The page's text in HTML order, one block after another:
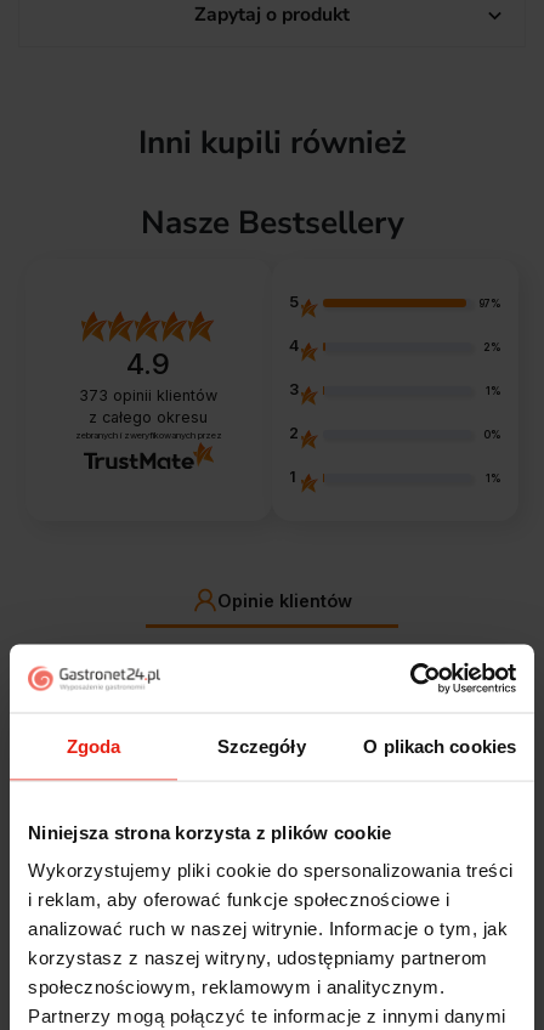
Zgoda Szczegóły O plikach cookies
Niniejsza strona korzysta z plików cookie
Wykorzystujemy pliki cookie do spersonalizowania treści
i reklam, aby oferować funkcje społecznościowe i
analizować ruch w naszej witrynie. Informacje o tym, jak
korzystasz z naszej witryny, udostępniamy partnerom
społecznościowym, reklamowym i analitycznym.
Partnerzy mogą połączyć te informacje z innymi danymi
Zapytaj o produkt 
Inni kupili również
Nasze Bestsellery
4.9
373 opinii klientów
z całego okresu
zebranych i zweryfikowanych przez
5 97%
4 2%
3 1%
2 0%
1 1%
Opinie klientów
filtry
Marcin
Polecam szybko sprawnie dobrze zapakowane
Zostałem świetnie obsłużony. Brawa dla pracowników.
w tym tygodniu
Alicja zweryfikowano
5
Jestem zaskoczona, że ta paczka dotarła do mnie tak
szybko. Paczka dotarła cała i zdrowa. Szybko,